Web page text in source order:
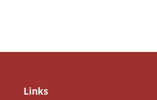
Links